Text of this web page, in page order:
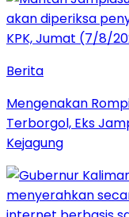
Berita
Mengenakan
Terborgol, Eks
Kejagung